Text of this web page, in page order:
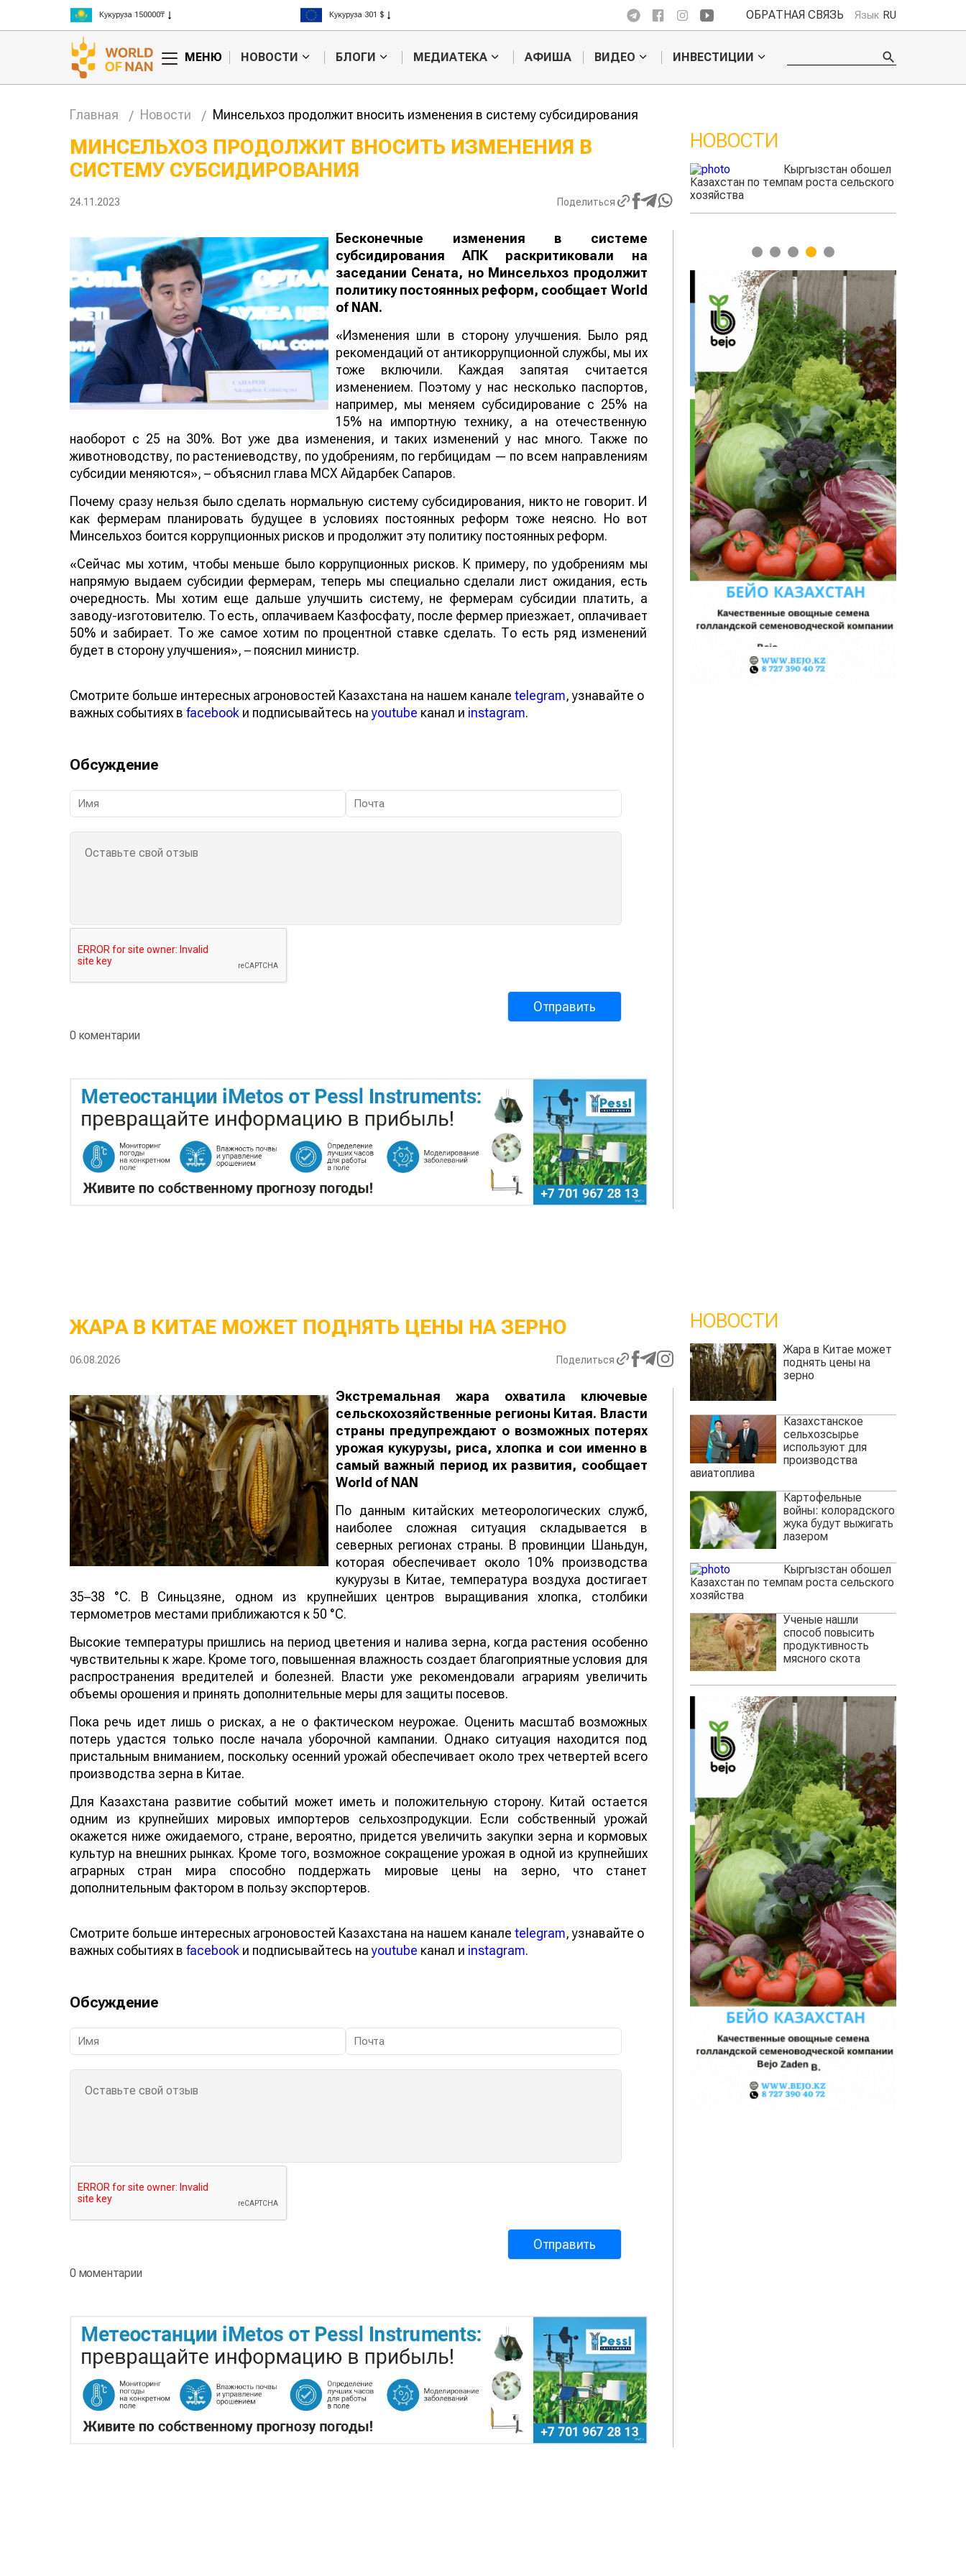
Рис 300000₸
Пшеница 3 класс 125000₸
Рис 408 $
Пшеница 423 $
ОБРАТНАЯ СВЯЗЬ Язык RU
МЕНЮ НОВОСТИ БЛОГИ МЕДИАТЕКА АФИША ВИДЕО ИНВЕСТИЦИИ
Главная Новости Минсельхоз продолжит вносить изменения в систему субсидирования
МИНСЕЛЬХОЗ ПРОДОЛЖИТ ВНОСИТЬ ИЗМЕНЕНИЯ В
СИСТЕМУ СУБСИДИРОВАНИЯ
24.11.2023 Поделиться
Бесконечные изменения в системе
субсидирования АПК раскритиковали на
заседании Сената, но Минсельхоз продолжит
политику постоянных реформ, сообщает World
of NAN.
«Изменения шли в сторону улучшения. Было ряд
рекомендаций от антикоррупционной службы, мы их
тоже включили. Каждая запятая считается
изменением. Поэтому у нас несколько паспортов,
например, мы меняем субсидирование с 25% на
15% на импортную технику, а на отечественную
наоборот с 25 на 30%. Вот уже два изменения, и таких изменений у нас много. Также по
животноводству, по растениеводству, по удобрениям, по гербицидам — по всем направлениям
субсидии меняются», – объяснил глава МСХ Айдарбек Сапаров.
Почему сразу нельзя было сделать нормальную систему субсидирования, никто не говорит. И
как фермерам планировать будущее в условиях постоянных реформ тоже неясно. Но вот
Минсельхоз боится коррупционных рисков и продолжит эту политику постоянных реформ.
«Сейчас мы хотим, чтобы меньше было коррупционных рисков. К примеру, по удобрениям мы
напрямую выдаем субсидии фермерам, теперь мы специально сделали лист ожидания, есть
очередность. Мы хотим еще дальше улучшить систему, не фермерам субсидии платить, а
заводу-изготовителю. То есть, оплачиваем Казфосфату, после фермер приезжает, оплачивает
50% и забирает. То же самое хотим по процентной ставке сделать. То есть ряд изменений
будет в сторону улучшения», – пояснил министр.
Смотрите больше интересных агроновостей Казахстана на нашем канале telegram, узнавайте о
важных событиях в facebook и подписывайтесь наyoutube канал и instagram.
Обсуждение
0 коментарии
НОВОСТИ
Казахстанское
сельхозсырье
Ученые нашли
способ повысить
1 2 3 4 5
ЖАРА В КИТАЕ МОЖЕТ ПОДНЯТЬ ЦЕНЫ НА ЗЕРНО
06.08.2026 Поделиться
Экстремальная жара охватила ключевые
сельскохозяйственные регионы Китая. Власти
страны предупреждают о возможных потерях
урожая кукурузы, риса, хлопка и сои именно в
самый важный период их развития, сообщает
World of NAN
По данным китайских метеорологических служб,
наиболее сложная ситуация складывается в
северных регионах страны. В провинции Шаньдун,
которая обеспечивает около 10% производства
кукурузы в Китае, температура воздуха достигает
35–38 °C. В Синьцзяне, одном из крупнейших центров выращивания хлопка, столбики
термометров местами приближаются к 50 °C.
Высокие температуры пришлись на период цветения и налива зерна, когда растения особенно
чувствительны к жаре. Кроме того, повышенная влажность создает благоприятные условия для
распространения вредителей и болезней. Власти уже рекомендовали аграриям увеличить
объемы орошения и принять дополнительные меры для защиты посевов.
Пока речь идет лишь о рисках, а не о фактическом неурожае. Оценить масштаб возможных
потерь удастся только после начала уборочной кампании. Однако ситуация находится под
пристальным вниманием, поскольку осенний урожай обеспечивает около трех четвертей всего
производства зерна в Китае.
Для Казахстана развитие событий может иметь и положительную сторону. Китай остается
одним из крупнейших мировых импортеров сельхозпродукции. Если собственный урожай
окажется ниже ожидаемого, стране, вероятно, придется увеличить закупки зерна и кормовых
культур на внешних рынках. Кроме того, возможное сокращение урожая в одной из крупнейших
аграрных стран мира способно поддержать мировые цены на зерно, что станет
дополнительным фактором в пользу экспортеров.
Смотрите больше интересных агроновостей Казахстана на нашем канале telegram, узнавайте о
важных событиях в facebook и подписывайтесь наyoutube канал и instagram.
Обсуждение
0 моментарии
НОВОСТИ
Жара в Китае может
поднять цены на
зерно
Казахстанское
сельхозсырье
используют для
производства
авиатоплива
Картофельные
войны: колорадского
жука будут выжигать
лазером
Кыргызстан обошел
Казахстан по темпам роста сельского
хозяйства
Ученые нашли
способ повысить
продуктивность
мясного скота